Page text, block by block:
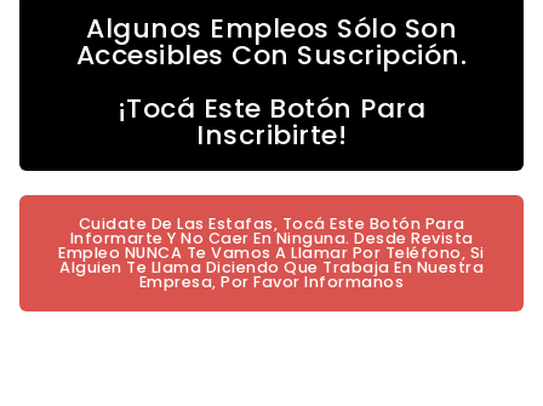
Algunos Empleos Sólo Son
Accesibles Con Suscripción.
¡Tocá Este Botón Para
Inscribirte!
Cuidate De Las Estafas, Tocá Este Botón Para
Informarte Y No Caer En Ninguna. Desde Revista
Empleo NUNCA Te Vamos A Llamar Por Teléfono, Si
Alguien Te Llama Diciendo Que Trabaja En Nuestra
Empresa, Por Favor Informanos